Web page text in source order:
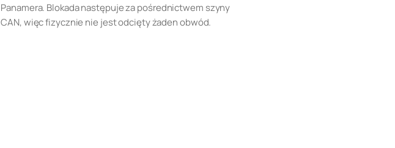
Panamera. Blokada następuje za pośrednictwem szyny
CAN, więc fizycznie nie jest odcięty żaden obwód.